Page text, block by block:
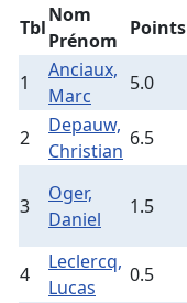
Tbl
Nom
Prénom
Points
1
Anciaux,
Marc
5.0
2
Depauw,
Christian
6.5
3
Oger,
Daniel
1.5
4
Leclercq,
Lucas
0.5